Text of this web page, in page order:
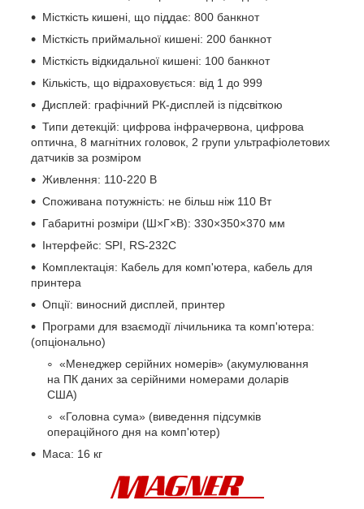
Місткість кишені, що піддає: 800 банкнот
Місткість приймальної кишені: 200 банкнот
Місткість відкидальної кишені: 100 банкнот
Кількість, що відраховується: від 1 до 999
Дисплей: графічний РК-дисплей із підсвіткою
Типи детекцій: цифрова інфрачервона, цифрова
оптична, 8 магнітних головок, 2 групи ультрафіолетових
датчиків за розміром
Живлення: 110-220 В
Споживана потужність: не більш ніж 110 Вт
Габаритні розміри (Ш×Г×В): 330×350×370 мм
Інтерфейс: SPI, RS-232C
Комплектація: Кабель для комп'ютера, кабель для
принтера
Опції: виносний дисплей, принтер
Програми для взаємодії лічильника та комп'ютера:
(опціонально)
«Менеджер серійних номерів» (акумулювання
на ПК даних за серійними номерами доларів
США)
«Головна сума» (виведення підсумків
операційного дня на комп'ютер)
Маса: 16 кг